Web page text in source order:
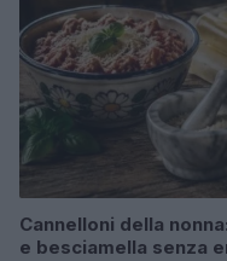
Cannelloni della
e besciamella senza